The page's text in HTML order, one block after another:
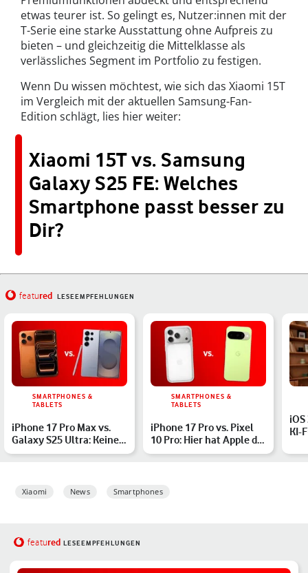
etwas teurer ist. So gelingt es, Nutzer:innen mit der
T-Serie eine starke Ausstattung ohne Aufpreis zu
bieten – und gleichzeitig die Mittelklasse als
verlässliches Segment im Portfolio zu festigen.
Wenn Du wissen möchtest, wie sich das Xiaomi 15T
im Vergleich mit der aktuellen Samsung-Fan-
Edition schlägt, lies hier weiter:
Xiaomi 15T vs. Samsung
Galaxy S25 FE: Welches
Smartphone passt besser zu
Dir?
featured LESEEMPFEHLUNGEN
SMARTPHONES &
TABLETS
iPhone 17 Pro Max vs.
Galaxy S25 Ultra: Keine
leichte Wahl – oder…
SMARTPHONES &
TABLETS
iPhone 17 Pro vs. Pixel
10 Pro: Hier hat Apple die
Nase vorn
KI-
Xiaomi News Smartphones
featured LESEEMPFEHLUNGEN